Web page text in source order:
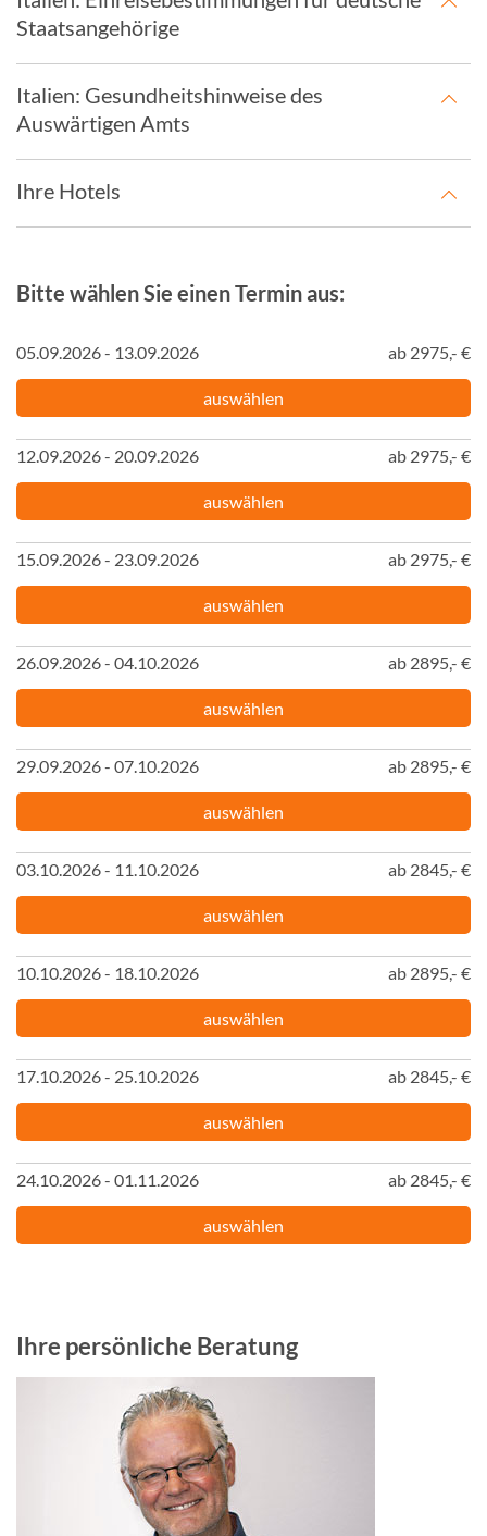
Staatsangehörige
Italien: Gesundheitshinweise des
Auswärtigen Amts
Ihre Hotels
Bitte wählen Sie einen Termin aus:
05.09.2026 - 13.09.2026 ab 2975,- €
auswählen
12.09.2026 - 20.09.2026 ab 2975,- €
auswählen
15.09.2026 - 23.09.2026 ab 2975,- €
auswählen
26.09.2026 - 04.10.2026 ab 2895,- €
auswählen
29.09.2026 - 07.10.2026 ab 2895,- €
auswählen
03.10.2026 - 11.10.2026 ab 2845,- €
auswählen
10.10.2026 - 18.10.2026 ab 2895,- €
auswählen
17.10.2026 - 25.10.2026 ab 2845,- €
auswählen
24.10.2026 - 01.11.2026 ab 2845,- €
auswählen
Ihre persönliche Beratung